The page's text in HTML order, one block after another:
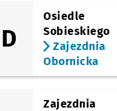
Kopańskiego NŻ
(Bora-Komorowskiego)
Wallenroda
(Okulickiego)
Kolejowa)
D
Osiedle
Sobieskiego
Zajezdnia
Obornicka
Zajezdnia